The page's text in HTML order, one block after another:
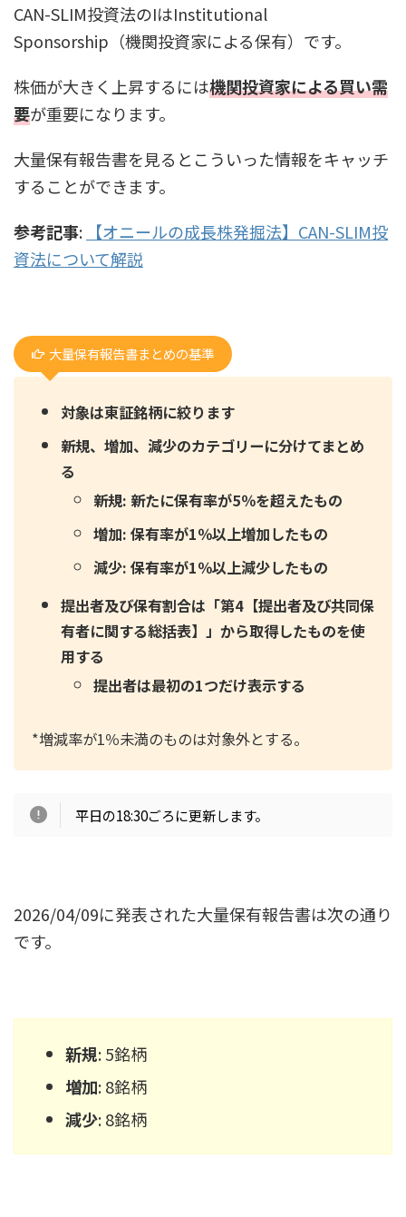
CAN-SLIM投資法のIはInstitutional
Sponsorship（機関投資家による保有）です。
株価が大きく上昇するには機関投資家による買い需
要が重要になります。
大量保有報告書を見るとこういった情報をキャッチ
することができます。
参考記事:
【オニールの成長株発掘法】CAN-SLIM投
資法について解説
大量保有報告書まとめの基準
対象は東証銘柄に絞ります
新規、増加、減少のカテゴリーに分けてまとめ
る
新規: 新たに保有率が5％を超えたもの
増加: 保有率が1％以上増加したもの
減少: 保有率が1％以上減少したもの
提出者及び保有割合は「第4【提出者及び共同保
有者に関する総括表】」から取得したものを使
用する
提出者は最初の1つだけ表示する
*増減率が1％未満のものは対象外とする。
平日の18:30ごろに更新します。
2026/04/09に発表された大量保有報告書は次の通り
です。
新規: 5銘柄
増加: 8銘柄
減少: 8銘柄